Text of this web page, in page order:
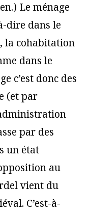
Le ménage
dire dans le
la cohabitation
dans le
c’est donc des
(et par
par des
un état
au
vient du
C’est-à-